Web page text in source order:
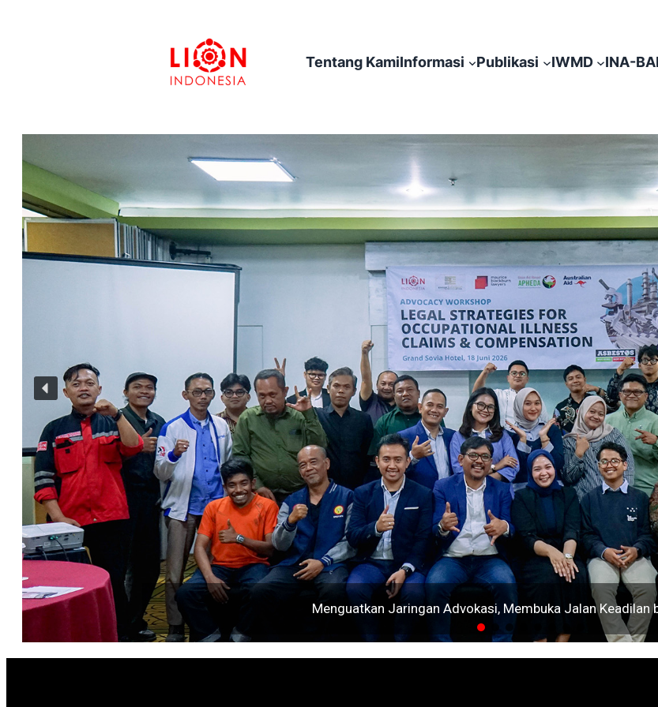
Tentang KamiInformasi Publikasi IWMD INA-
Menguatkan Jaringan Advokasi, Membuka Jalan Keadilan